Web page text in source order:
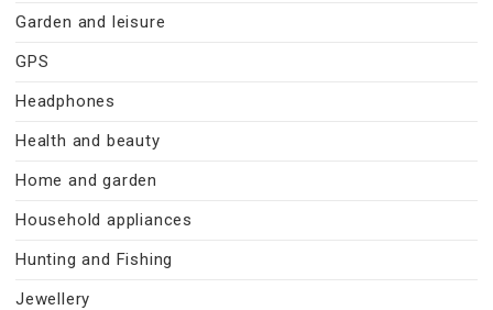
Garden and leisure
GPS
Headphones
Health and beauty
Home and garden
Household appliances
Hunting and Fishing
Jewellery